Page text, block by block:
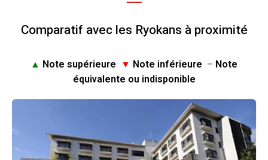
Comparatif avec les Ryokans à proximité
▲ Note supérieure ▼ Note inférieure – Note
équivalente ou indisponible